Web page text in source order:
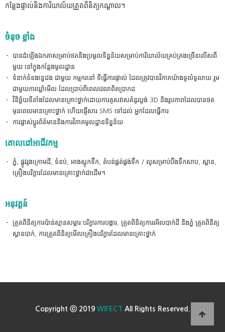
កន្លែងផ្ទាល់និងការិយាល័យត្រួតពិនិត្យកណ្តាល។
ចំនុច ខ្លាំង
បានដំឡើងឯកតាសម្រាប់ថតនិងប្រមូលទិន្នន័យសម្រាប់ការិយាល័យគ្រប់គ្រងច្រើនលើសពី
មួយ នៅក្នុងកន្លែងមូលដ្ឋាន
ទំនាក់ទំនងទ្វេដង ជាមួយ កម្មករនៅ ទីធ្វើការផ្ទាល់ ដែលត្រូវបានវិភាគយ៉ាងទូលំទូលាយ រួម
ជាមួយការឃ្លាំមើល ដែលប្រាប់ពីពេលវេលាពិតប្រាកដ
វិនិច្ឆ័យទីតាំងដែលមានគ្រោះថ្នាក់ដោយការគូសវាសគំនូរប្លង់ 3D និងរូបភាពដែលបានថត
មុនពេលមានគ្រោះថ្នាក់ ហើយផ្ញើសារ SMS ទៅដល់ អ្នកដែលធ្វើការ
ការផ្លាស់ប្តូរព័ត៌មាននិងការវិភាគមូលដ្ឋានទិន្នន័យ
គោលដៅអាជីវកម្ម
ភ្នំ, ផ្លូវរូងក្រោមដី, ទំនប់, អាងស្តុកទឹក, តំបន់ផ្គត់ផ្គង់ទឹក / លូសម្រាប់បឹងទឹកសាប, ស្ពាន,
គ្រឿងបរិក្ខារដែលមានគ្រោះថ្នាក់ជាដើម។
អនុវត្តន៍
ត្រួតពិនិត្យការប៉ាន់ស្មានសម្ភារៈបរិក្ខារការបង្ការ, ត្រួតពិនិត្យការរអិលបាក់ដី និងភ្នំ ត្រួតពិនិត្យ
ស្ពានបាក់, ការត្រួតពិនិត្យមើលគ្រឿងបរិក្ខារដែលមានគ្រោះថ្នាក់.
Copyright ⓒ 2019 WIFECT All Rights Reserved.